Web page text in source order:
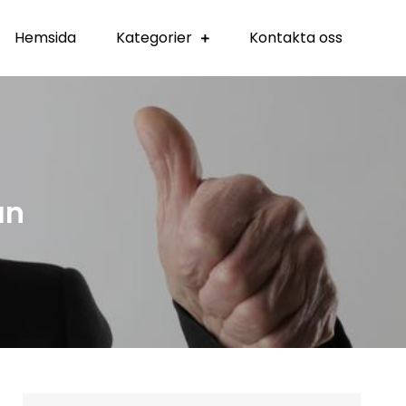
Hemsida Kategorier Kontakta oss